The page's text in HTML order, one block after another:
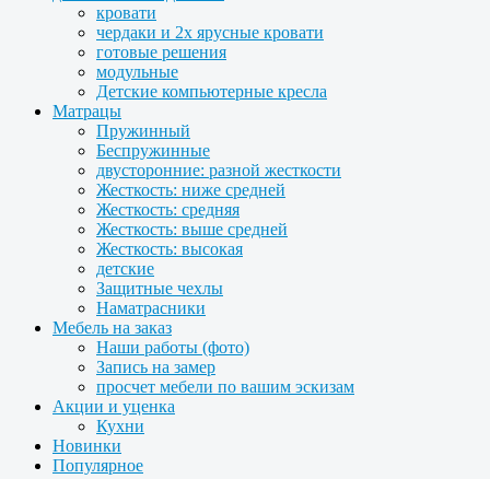
кровати
чердаки и 2х ярусные кровати
готовые решения
модульные
Детские компьютерные кресла
Матрацы
Пружинный
Беспружинные
двусторонние: разной жесткости
Жесткость: ниже средней
Жесткость: средняя
Жесткость: выше средней
Жесткость: высокая
детские
Защитные чехлы
Наматрасники
Мебель на заказ
Наши работы (фото)
Запись на замер
просчет мебели по вашим эскизам
Акции и уценка
Кухни
Новинки
Популярное